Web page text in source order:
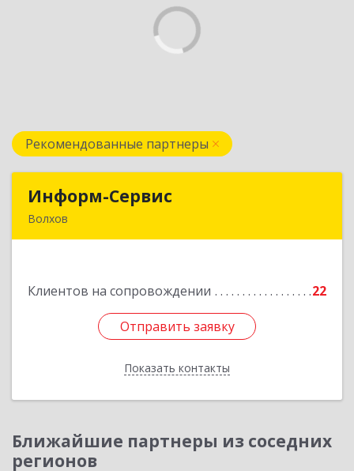
Рекомендованные партнеры
Информ-Сервис
Волхов
Клиентов на сопровождении 22
Отправить заявку
Показать контакты
Подробнее
Отправить заявку
Назад
Ближайшие партнеры из соседних
регионов